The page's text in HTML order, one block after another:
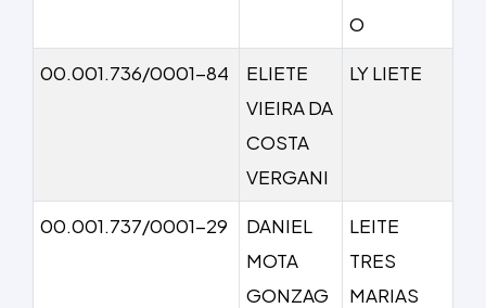
O
00.001.736/0001-84
ELIETE
VIEIRA DA
COSTA
VERGANI
LY LIETE
00.001.737/0001-29
DANIEL
MOTA
GONZAG
LEITE
TRES
MARIAS